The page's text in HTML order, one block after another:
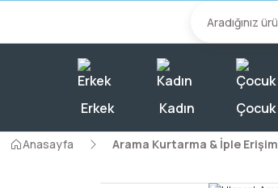
Erkek Kadın Çocuk
Anasayfa Arama Kurtarma & İple Erişim